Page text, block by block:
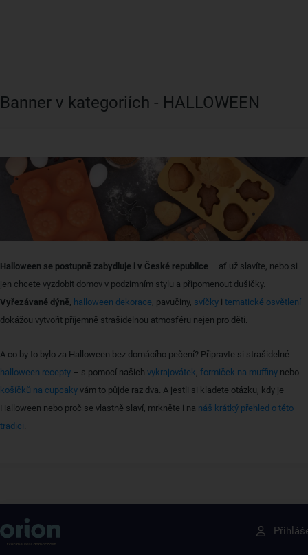
Banner v kategoriích - HALLOWEEN
Halloween se postupně zabydluje i v České republice – ať už slavíte, nebo si
jen chcete vyzdobit domov v podzimním stylu a připomenout dušičky.
Vyřezávané dýně halloween dekorace , pavučiny, svíčky i tematické osvětlení
dokážou vytvořit příjemně strašidelnou atmosféru nejen pro děti.
A co by to bylo za Halloween bez domácího pečení? Připravte si strašidelné
halloween recepty – s pomocí našich vykrajovátek formiček na muffiny nebo
košíčků na cupcaky vám to půjde raz dva. A jestli si kladete otázku, kdy je
Halloween nebo proč se vlastně slaví, mrkněte i na náš krátký přehled o této
tradici
Získejte rady, recepty a tipy na slevy dřív než
ostatní